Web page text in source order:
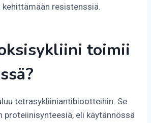
kehittämään resistenssiä.
toimii
tetrasykliiniantibiootteihin. Se
proteiinisynteesiä, eli käytännössä